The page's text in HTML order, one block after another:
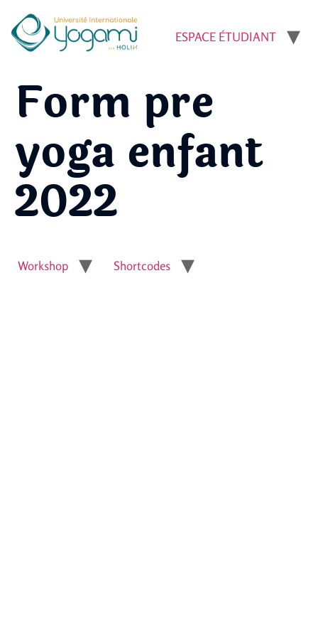
ESPACE ÉTUDIANT
Form pre
yoga enfant
2022
Workshop Shortcodes